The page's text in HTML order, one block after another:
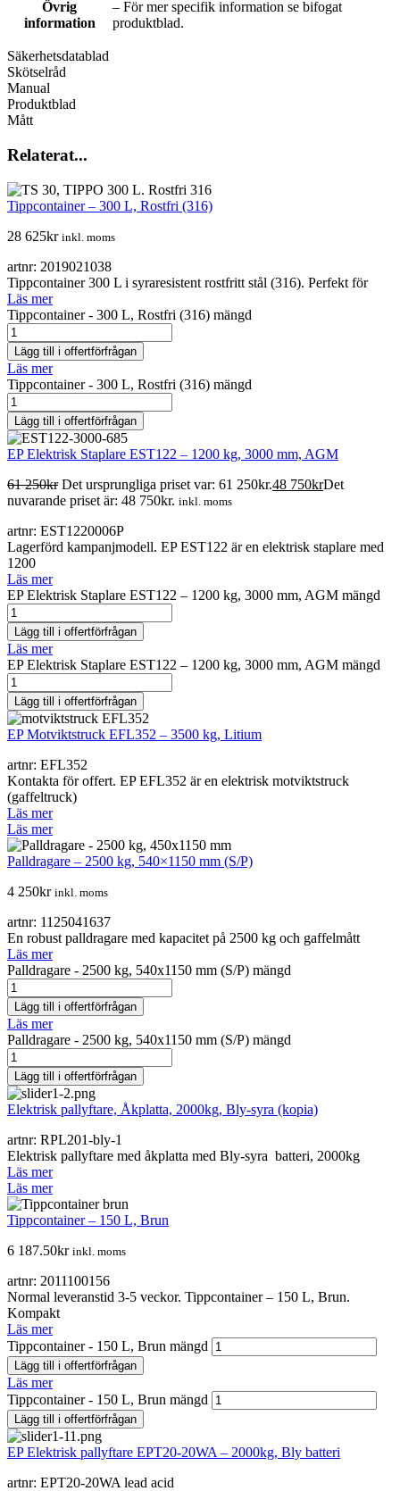
Övrig
information
– För mer specifik information se bifogat
produktblad.
Säkerhetsdatablad
Skötselråd
Manual
Produktblad
Mått
Relaterat...
Tippcontainer – 300 L, Rostfri (316)
28 625kr inkl. moms
artnr: 2019021038
Tippcontainer 300 L i syraresistent rostfritt stål (316). Perfekt för
Läs mer
Tippcontainer - 300 L, Rostfri (316) mängd
Lägg till i offertförfrågan
Läs mer
Tippcontainer - 300 L, Rostfri (316) mängd
Lägg till i offertförfrågan
EP Elektrisk Staplare EST122 – 1200 kg, 3000 mm, AGM
61 250kr Det ursprungliga priset var: 61 250kr.48 750krDet
nuvarande priset är: 48 750kr. inkl. moms
artnr: EST1220006P
Lagerförd kampanjmodell. EP EST122 är en elektrisk staplare med
1200
Läs mer
EP Elektrisk Staplare EST122 – 1200 kg, 3000 mm, AGM mängd
Lägg till i offertförfrågan
Läs mer
EP Elektrisk Staplare EST122 – 1200 kg, 3000 mm, AGM mängd
Lägg till i offertförfrågan
EP Motviktstruck EFL352 – 3500 kg, Litium
artnr: EFL352
Kontakta för offert. EP EFL352 är en elektrisk motviktstruck
(gaffeltruck)
Läs mer
Läs mer
Palldragare – 2500 kg, 540×1150 mm (S/P)
4 250kr inkl. moms
artnr: 1125041637
En robust palldragare med kapacitet på 2500 kg och gaffelmått
Läs mer
Palldragare - 2500 kg, 540x1150 mm (S/P) mängd
Lägg till i offertförfrågan
Läs mer
Palldragare - 2500 kg, 540x1150 mm (S/P) mängd
Lägg till i offertförfrågan
Elektrisk pallyftare, Åkplatta, 2000kg, Bly-syra (kopia)
artnr: RPL201-bly-1
Elektrisk pallyftare med åkplatta med Bly-syra batteri, 2000kg
Läs mer
Läs mer
Tippcontainer – 150 L, Brun
6 187.50kr inkl. moms
artnr: 2011100156
Normal leveranstid 3-5 veckor. Tippcontainer – 150 L, Brun.
Kompakt
Läs mer
Tippcontainer - 150 L, Brun mängd
Lägg till i offertförfrågan
Läs mer
Tippcontainer - 150 L, Brun mängd
Lägg till i offertförfrågan
EP Elektrisk pallyftare EPT20-20WA – 2000kg, Bly batteri
artnr: EPT20-20WA lead acid